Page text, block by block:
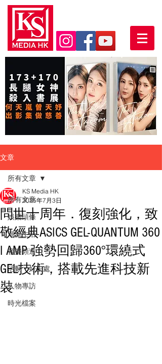
文章
所有文章
娛樂頭條
潮流生活
音樂頻道
活動・好去處
人物專訪
時光檔案
所有文章
問世十周年．復刻強化，致
敬經典ASICS GEL-QUANTUM 360
I AMP 強勢回歸360°環繞式
GEL技術，搭載先進科技新
裝
KS Media HK
2025年7月3日